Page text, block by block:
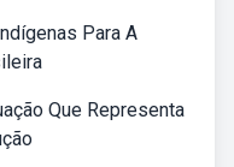
Para A
Que Representa